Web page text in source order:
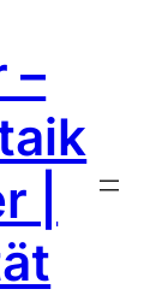
–
|